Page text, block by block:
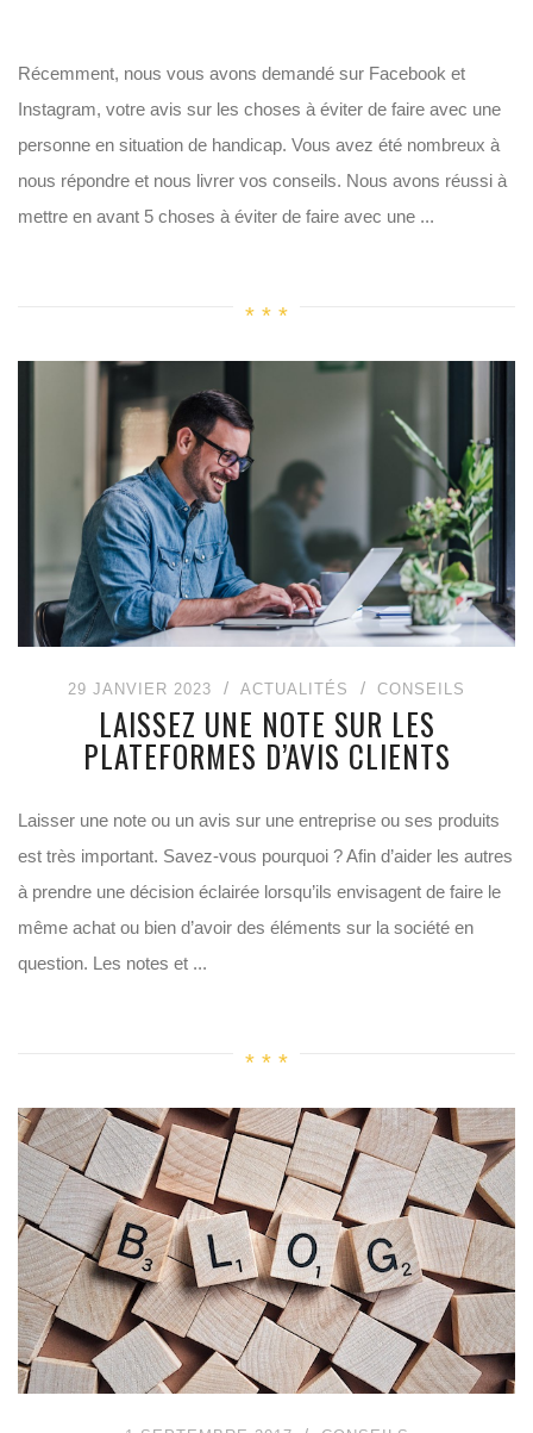
Récemment, nous vous avons demandé sur Facebook et
Instagram, votre avis sur les choses à éviter de faire avec une
personne en situation de handicap. Vous avez été nombreux à
nous répondre et nous livrer vos conseils. Nous avons réussi à
mettre en avant 5 choses à éviter de faire avec une ...
29 JANVIER 2023 ACTUALITÉS CONSEILS
LAISSEZ UNE NOTE SUR LES
PLATEFORMES D’AVIS CLIENTS
Laisser une note ou un avis sur une entreprise ou ses produits
est très important. Savez-vous pourquoi ? Afin d’aider les autres
à prendre une décision éclairée lorsqu’ils envisagent de faire le
même achat ou bien d’avoir des éléments sur la société en
question. Les notes et ...